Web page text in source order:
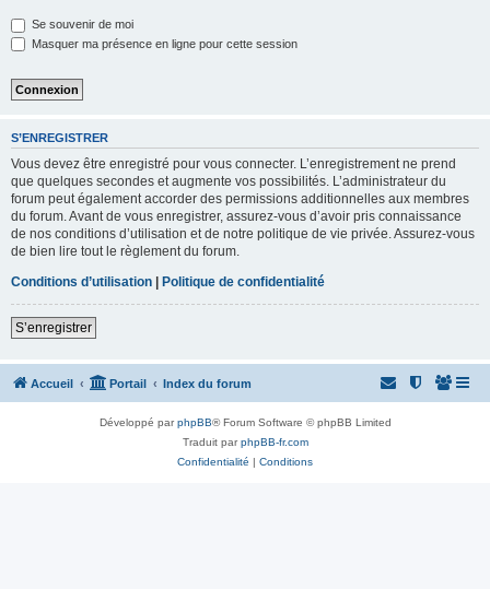
Se souvenir de moi
Masquer ma présence en ligne pour cette session
S’ENREGISTRER
Vous devez être enregistré pour vous connecter. L’enregistrement ne prend
que quelques secondes et augmente vos possibilités. L’administrateur du
forum peut également accorder des permissions additionnelles aux membres
du forum. Avant de vous enregistrer, assurez-vous d’avoir pris connaissance
de nos conditions d’utilisation et de notre politique de vie privée. Assurez-vous
de bien lire tout le règlement du forum.
Conditions d’utilisation | Politique de confidentialité
S’enregistrer
Accueil Portail Index du forum
Développé parphpBB® Forum Software © phpBB Limited
Traduit parphpBB-fr.com
Confidentialité | Conditions